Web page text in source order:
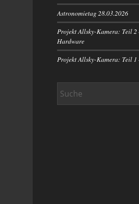
Astronomietag 28.03.2026
Projekt Allsky-Kamera: Teil 2
Hardware
Projekt Allsky-Kamera: Teil 1